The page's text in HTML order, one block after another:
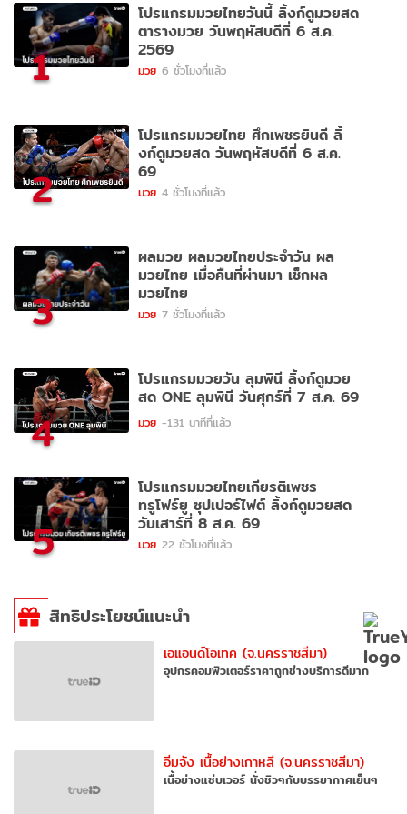
1
โปรแกรมมวยไทยวันนี้ ลิ้งก์ดูมวยสด
ตารางมวย วันพฤหัสบดีที่ 6 ส.ค.
2569
มวย 6 ชั่วโมงที่แล้ว
2
โปรแกรมมวยไทย ศึกเพชรยินดี ลิ้
งก์ดูมวยสด วันพฤหัสบดีที่ 6 ส.ค.
69
มวย 4 ชั่วโมงที่แล้ว
3
ผลมวย ผลมวยไทยประจำวัน ผล
มวยไทย เมื่อคืนที่ผ่านมา เช็กผล
มวยไทย
มวย 7 ชั่วโมงที่แล้ว
4
โปรแกรมมวยวัน ลุมพินี ลิ้งก์ดูมวย
สด ONE ลุมพินี วันศุกร์ที่ 7 ส.ค. 69
มวย -131 นาทีที่แล้ว
5
โปรแกรมมวยไทยเกียรติเพชร
ทรูโฟร์ยู ซุปเปอร์ไฟต์ ลิ้งก์ดูมวยสด
วันเสาร์ที่ 8 ส.ค. 69
มวย 22 ชั่วโมงที่แล้ว
สิทธิประโยชน์แนะนำ
เอแอนด์โอเทค (จ.นครราชสีมา)
อุปกรคอมพิวเตอร์ราคาถูกช่างบริการดีมาก
อิ่มจัง เนื้อย่างเกาหลี (จ.นครราชสีมา)
เนื้อย่างแซ่บเวอร์ นั่งชิวๆกับบรรยากาศเย็นๆ